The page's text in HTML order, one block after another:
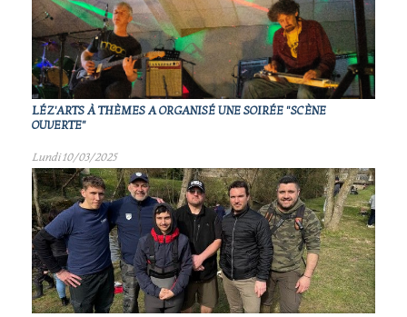
LÉZ'ARTS À THÈMES A ORGANISÉ UNE SOIRÉE "SCÈNE
OUVERTE"
Lundi 10/03/2025